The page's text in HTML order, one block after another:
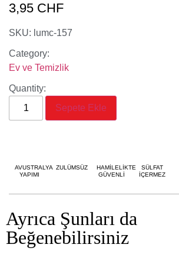
3,95 CHF
SKU: lumc-157
Category:
Ev ve Temizlik
Quantity:
Sepete Ekle
AVUSTRALYA
YAPIMI
ZULÜMSÜZ
HAMİLELİKTE
GÜVENLİ
SÜLFAT
İÇERMEZ
Ayrıca Şunları da
Beğenebilirsiniz